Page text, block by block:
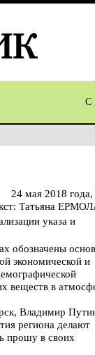
С
24 мая 2018
Татьяна
указа и
обозначены
экономической и
веществ в
Владимир
региона делают
прошу в своих